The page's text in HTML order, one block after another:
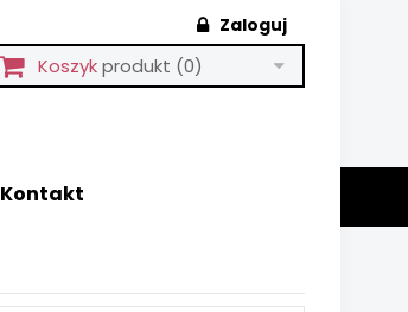
Zaloguj
Koszykprodukt (0)
Kontakt